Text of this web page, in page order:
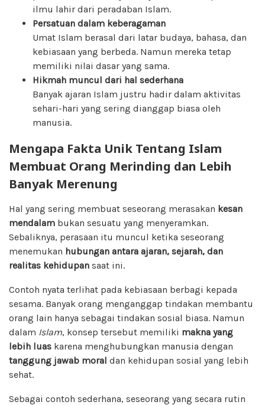
ilmu lahir dari peradaban Islam.
Persatuan dalam keberagaman
Umat Islam berasal dari latar budaya, bahasa, dan
kebiasaan yang berbeda. Namun mereka tetap
memiliki nilai dasar yang sama.
Hikmah muncul dari hal sederhana
Banyak ajaran Islam justru hadir dalam aktivitas
sehari-hari yang sering dianggap biasa oleh
manusia.
Mengapa Fakta Unik Tentang Islam
Membuat Orang Merinding dan Lebih
Banyak Merenung
Hal yang sering membuat seseorang merasakan kesan
mendalam bukan sesuatu yang menyeramkan.
Sebaliknya, perasaan itu muncul ketika seseorang
menemukan hubungan antara ajaran, sejarah, dan
realitas kehidupan saat ini.
Contoh nyata terlihat pada kebiasaan berbagi kepada
sesama. Banyak orang menganggap tindakan membantu
orang lain hanya sebagai tindakan sosial biasa. Namun
dalam Islam, konsep tersebut memiliki makna yang
lebih luas karena menghubungkan manusia dengan
tanggung jawab moral dan kehidupan sosial yang lebih
sehat.
Sebagai contoh sederhana, seseorang yang secara rutin